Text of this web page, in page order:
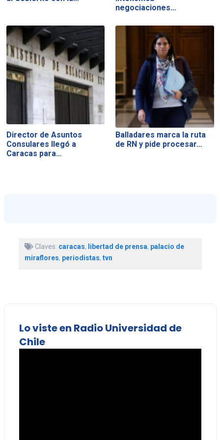
negociaciones…
Director de Asuntos
Consulares llegó a
Caracas para…
Balladares marca la ruta
de RN y pide procesar…
Claves: caracas, libertad de prensa, palacio de
miraflores, periodistas, tvn
Lo viste en Radio Universidad de
Chile